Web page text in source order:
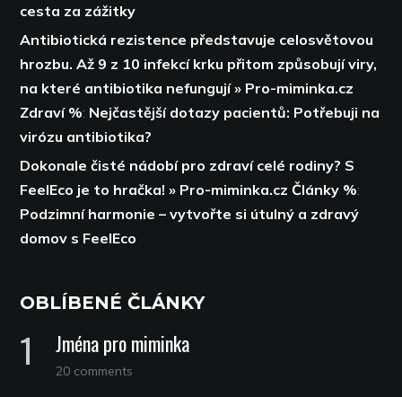
cesta za zážitky
Antibiotická rezistence představuje celosvětovou
hrozbu. Až 9 z 10 infekcí krku přitom způsobují viry,
na které antibiotika nefungují » Pro-miminka.cz
Zdraví %: Nejčastější dotazy pacientů: Potřebuji na
virózu antibiotika?
Dokonale čisté nádobí pro zdraví celé rodiny? S
FeelEco je to hračka! » Pro-miminka.cz Články %:
Podzimní harmonie – vytvořte si útulný a zdravý
domov s FeelEco
OBLÍBENÉ ČLÁNKY
Jména pro miminka
20 comments